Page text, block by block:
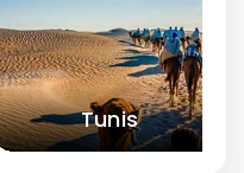
Tunis